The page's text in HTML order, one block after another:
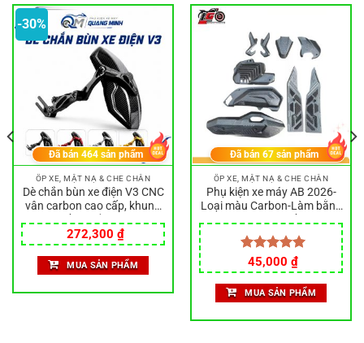
-30%
ỐP XE, MẶT NẠ & CHE CHẮN
Dè chắn bùn xe điện V3 CNC
vân carbon cao cấp, khung
nhiều dòng xe điện
Giá
gốc
là:
389,000 ₫.
272,300 ₫Giá
hiện
tại
là:
272,300 ₫.
Đã bán464 sản phẩm
MUA SẢN PHẨM
ỐP XE, MẶT NẠ & CHE CHẮN
Phụ kiện xe máy AB 2026-
Loại màu Carbon-Làm bằng
Được xếp
hạng5.00
5 sao
45,000 ₫
Đã bán 67sản phẩm
MUA SẢN PHẨM